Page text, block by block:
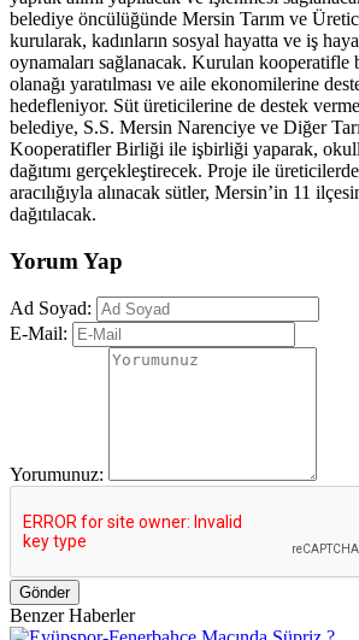
belediye öncülüğünde Mersin Tarım ve
kurularak, kadınların sosyal hayatta ve iş
oynamaları sağlanacak. Kurulan kooperatifle
olanağı yaratılması ve aile ekonomilerine
hedefleniyor. Süt üreticilerine de destek
belediye, S.S. Mersin Narenciye ve Diğer
Kooperatifler Birliği ile işbirliği yaparak,
dağıtımı gerçekleştirecek. Proje ile
aracılığıyla alınacak sütler, Mersin’in 11
dağıtılacak.
Yorum Yap
Ad Soyad:
E-Mail:
Yorumunuz:
Gönder
Benzer Haberler